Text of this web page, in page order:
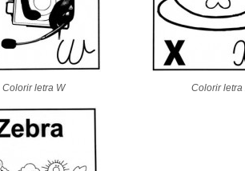
Colorir letra W Colorir letra